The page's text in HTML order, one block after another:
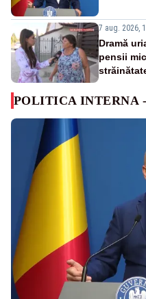
7 aug. 2026,
Dramă
pensii
POLITICA INTERNA